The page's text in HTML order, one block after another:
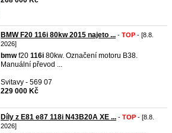
BMW F20 116i 80kw 2015 najeto ... - TOP - [8.8.
2026]
bmwf20 116i 80kw. Označení motoru B38.
Manuální převod ...
Svitavy - 569 07
229 000 Kč
Díly z E81 e87 118i N43B20A XE ... - TOP - [8.8.
2026]